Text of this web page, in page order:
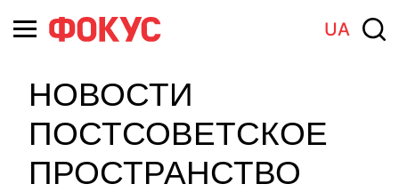
UA
НОВОСТИ
ПОСТСОВЕТСКОЕ
ПРОСТРАНСТВО